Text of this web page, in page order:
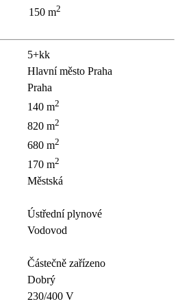
150 m2
5+kk
Hlavní město Praha
Praha
140 m2
820 m2
680 m2
170 m2
Městská
Ústřední plynové
Vodovod
Částečně zařízeno
Dobrý
230/400 V